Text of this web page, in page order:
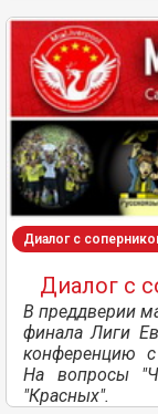
Диалог с
Диалог с
В преддверии
финала Лиги
конференцию с
На вопросы
"Красных".